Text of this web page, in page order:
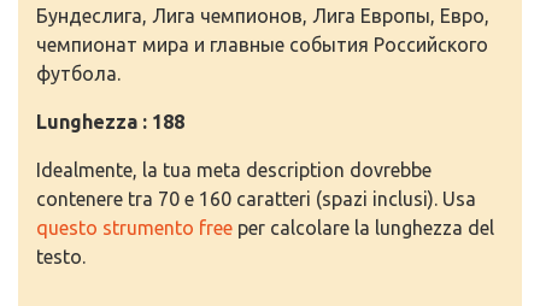
Бундеслига, Лига чемпионов, Лига Европы, Евро,
чемпионат мира и главные события Российского
футбола.
Lunghezza : 188
Idealmente, la tua meta description dovrebbe
contenere tra 70 e 160 caratteri (spazi inclusi). Usa
questo strumento free per calcolare la lunghezza del
testo.